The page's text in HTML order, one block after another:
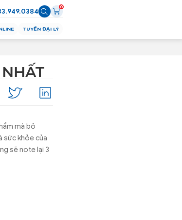
0
TUYỂN ĐẠI LÝ
mà bỏ
sức khỏe của
sẽ note lại 3